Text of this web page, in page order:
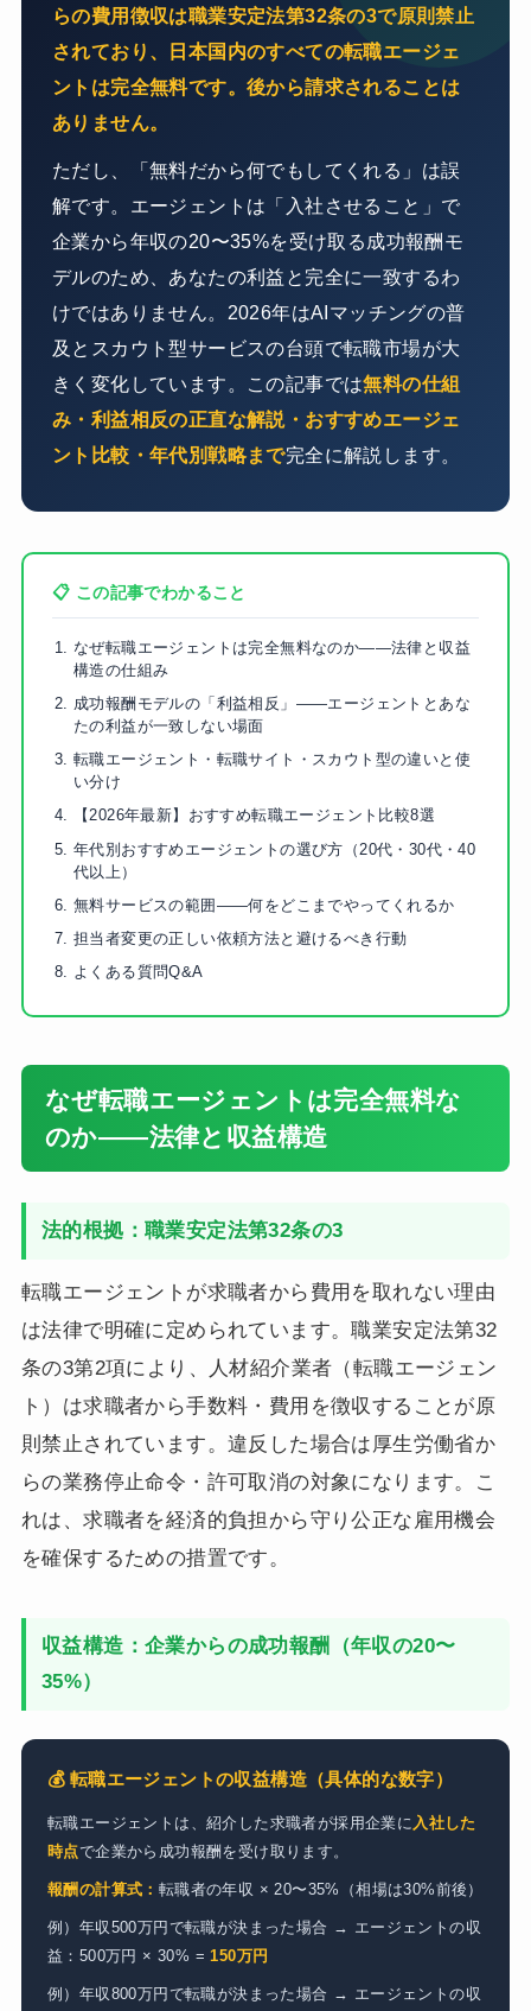
らの費用徴収は職業安定法第32条の3で原則禁止
されており、日本国内のすべての転職エージェ
ントは完全無料です。後から請求されることは
ありません。
ただし、「無料だから何でもしてくれる」は誤
解です。エージェントは「入社させること」で
企業から年収の20〜35%を受け取る成功報酬モ
デルのため、あなたの利益と完全に一致するわ
けではありません。2026年はAIマッチングの普
及とスカウト型サービスの台頭で転職市場が大
きく変化しています。この記事では無料の仕組
み・利益相反の正直な解説・おすすめエージェ
ント比較・年代別戦略まで完全に解説します。
📋 この記事でわかること
なぜ転職エージェントは完全無料なのか——法律と収益
構造の仕組み
成功報酬モデルの「利益相反」——エージェントとあな
たの利益が一致しない場面
転職エージェント・転職サイト・スカウト型の違いと使
い分け
【2026年最新】おすすめ転職エージェント比較8選
年代別おすすめエージェントの選び方（20代・30代・40
代以上）
無料サービスの範囲——何をどこまでやってくれるか
担当者変更の正しい依頼方法と避けるべき行動
よくある質問Q&A
なぜ転職エージェントは完全無料な
のか——法律と収益構造
法的根拠：職業安定法第32条の3
転職エージェントが求職者から費用を取れない理由
は法律で明確に定められています。職業安定法第32
条の3第2項により、人材紹介業者（転職エージェン
ト）は求職者から手数料・費用を徴収することが原
則禁止されています。違反した場合は厚生労働省か
らの業務停止命令・許可取消の対象になります。こ
れは、求職者を経済的負担から守り公正な雇用機会
を確保するための措置です。
収益構造：企業からの成功報酬（年収の20〜
35%）
💰 転職エージェントの収益構造（具体的な数字）
転職エージェントは、紹介した求職者が採用企業に 入社した
時点で企業から成功報酬を受け取ります。
報酬の計算式： 転職者の年収 × 20〜35%（相場は30%前後）
例）年収500万円で転職が決まった場合 → エージェントの収
益：500万円 × 30% = 150万円
例）年収800万円で転職が決まった場合 → エージェントの収